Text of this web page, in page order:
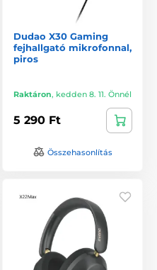
Dudao X30 Gaming
fejhallgató mikrofonnal,
piros
Raktáron, kedden 8. 11. Önnél
5 290 Ft
Összehasonlítás